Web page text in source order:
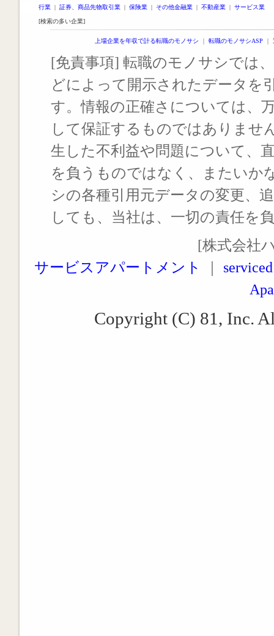
行業 | 証券、商品先物取引業 | 保険業 | その他金融業 | 不動産業 | サービス業
[検索の多い企業]
上場企業を年収で計る転職のモノサシ ｜ 転職のモノサシASP ｜
[免責事項] 転職のモノサシでは
どによって開示されたデータを
す。情報の正確さについては、
して保証するものではありませ
生した不利益や問題について、
を負うものではなく、またいか
シの各種引用元データの変更、
しても、当社は、一切の責任を
[株式会社
サービスアパートメント
Copyright (C) 81, Inc.